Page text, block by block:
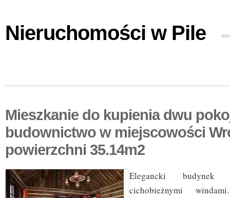
Nieruchomości w Pile
Mieszkanie do kupienia dwu
budownictwo w miejscowości
powierzchni 35.14m2
Elegancki budynek
cichobieżnymi